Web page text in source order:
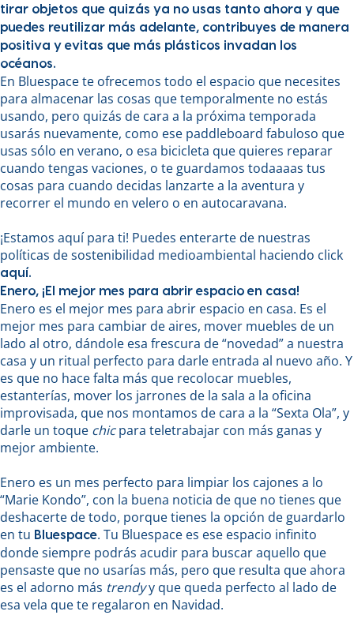
tirar objetos que quizás ya no usas tanto ahora y que
puedes reutilizar más adelante, contribuyes de manera
positiva y evitas que más plásticos invadan los
océanos.
En Bluespace te ofrecemos todo el espacio que necesites
para almacenar las cosas que temporalmente no estás
usando, pero quizás de cara a la próxima temporada
usarás nuevamente, como ese paddleboard fabuloso que
usas sólo en verano, o esa bicicleta que quieres reparar
cuando tengas vaciones, o te guardamos todaaaas tus
cosas para cuando decidas lanzarte a la aventura y
recorrer el mundo en velero o en autocaravana.
¡Estamos aquí para ti! Puedes enterarte de nuestras
políticas de sostenibilidad medioambiental haciendo click
aquí.
Enero, ¡El mejor mes para abrir espacio en casa!
Enero es el mejor mes para abrir espacio en casa. Es el
mejor mes para cambiar de aires, mover muebles de un
lado al otro, dándole esa frescura de “novedad” a nuestra
casa y un ritual perfecto para darle entrada al nuevo año. Y
es que no hace falta más que recolocar muebles,
estanterías, mover los jarrones de la sala a la oficina
improvisada, que nos montamos de cara a la “Sexta Ola”, y
darle un toque chicpara teletrabajar con más ganas y
mejor ambiente.
Enero es un mes perfecto para limpiar los cajones a lo
“Marie Kondo”, con la buena noticia de que no tienes que
deshacerte de todo, porque tienes la opción de guardarlo
en tu Bluespace. Tu Bluespace es ese espacio infinito
donde siempre podrás acudir para buscar aquello que
pensaste que no usarías más, pero que resulta que ahora
es el adorno más trendyy que queda perfecto al lado de
esa vela que te regalaron en Navidad.